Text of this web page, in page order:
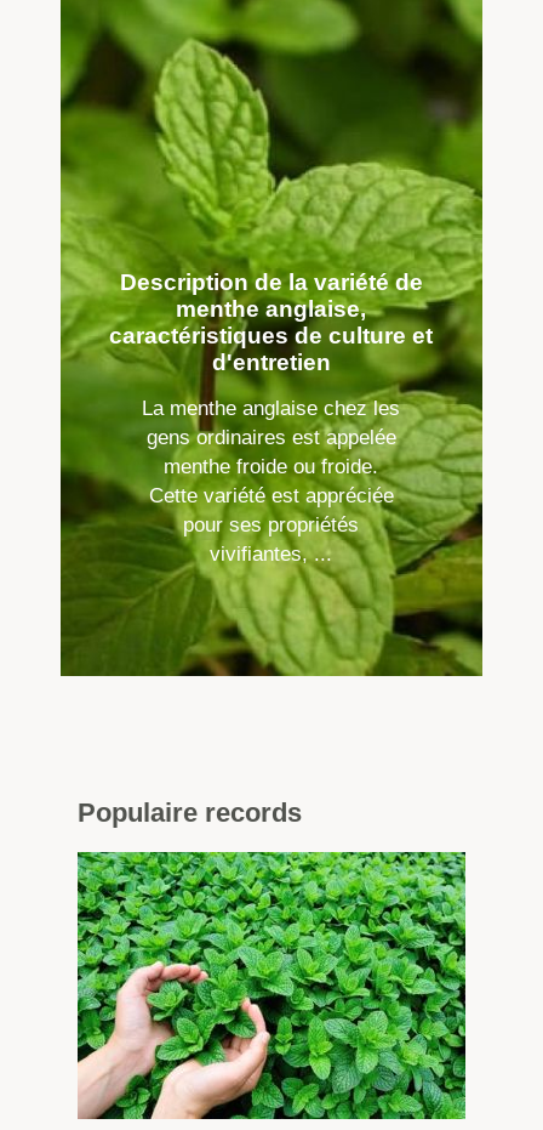
Description de la variété de
menthe anglaise,
caractéristiques de culture et
d'entretien
La menthe anglaise chez les
gens ordinaires est appelée
menthe froide ou froide.
Cette variété est appréciée
pour ses propriétés
vivifiantes, ...
Populairerecords